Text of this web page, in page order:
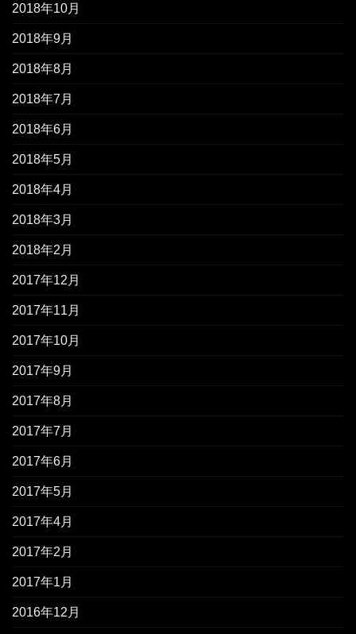
2018年10月
2018年9月
2018年8月
2018年7月
2018年6月
2018年5月
2018年4月
2018年3月
2018年2月
2017年12月
2017年11月
2017年10月
2017年9月
2017年8月
2017年7月
2017年6月
2017年5月
2017年4月
2017年2月
2017年1月
2016年12月